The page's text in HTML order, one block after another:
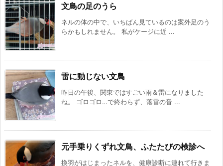
文鳥の足のうら
ネルの体の中で、いちばん見ているのは案外足のう
らかもしれません。 私がケージに近 ...
雷に動じない文鳥
昨日の午後、関東ではすごい雨＆雷になりました
ね。 ゴロゴロ…で終わらず、落雷の音 ...
元手乗りくずれ文鳥、ふたたびの検診へ
換羽がはじまったネルを、健康診断に連れて行きま